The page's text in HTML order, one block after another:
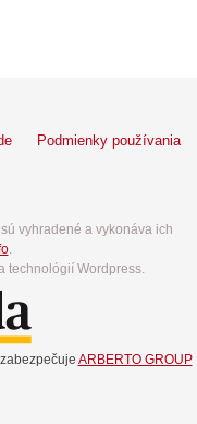
Podmienky používania
vyhradené a vykonáva ich
.
technológií Wordpress.
ARBERTO GROUP